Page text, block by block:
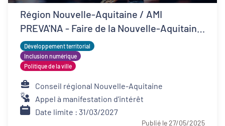
Région Nouvelle-Aquitaine / AMI
PREVA'NA - Faire de la Nouvelle-Aquitaine
un territoire de bonne santé
Développement territorial
Inclusion numérique
Politique de la ville
Conseil régional Nouvelle-Aquitaine
Appel à manifestation d'intérêt
Date limite : 31/03/2027
Publié le 27/05/2025